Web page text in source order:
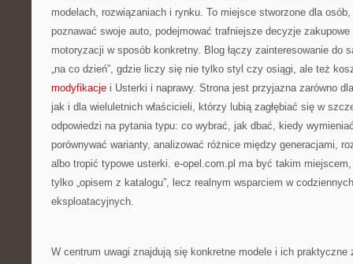
modelach, rozwiązaniach i rynku. To miejsce stworzone dla
poznawać swoje auto, podejmować trafniejsze decyzje
motoryzacji w sposób konkretny. Blog łączy zainteresowanie do
„na co dzień”, gdzie liczy się nie tylko styl czy osiągi, ale też
modyfikacje i Usterki i naprawy. Strona jest przyjazna zarówno
jak i dla wieluletnich właścicieli, którzy lubią zagłębiać się w
odpowiedzi na pytania typu: co wybrać, jak dbać, kiedy
porównywać warianty, analizować różnice między generacjami,
albo tropić typowe usterki. e-opel.com.pl ma być takim
tylko „opisem z katalogu”, lecz realnym wsparciem w
eksploatacyjnych.
W centrum uwagi znajdują się konkretne modele i ich praktyczne